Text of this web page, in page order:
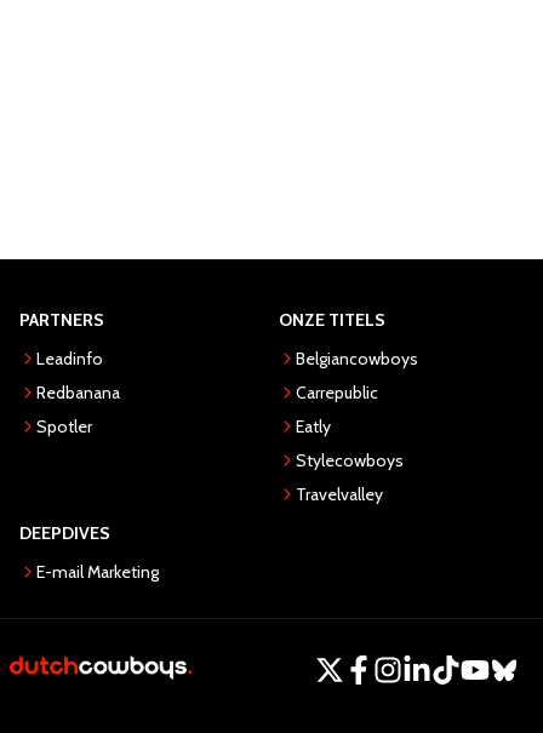
PARTNERS
Leadinfo
Redbanana
Spotler
ONZE TITELS
Belgiancowboys
Carrepublic
Eatly
Stylecowboys
Travelvalley
DEEPDIVES
E-mail Marketing